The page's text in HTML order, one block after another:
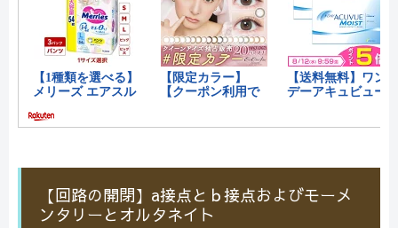
【回路の開閉】a接点とｂ接点およびモーメ
ンタリーとオルタネイト